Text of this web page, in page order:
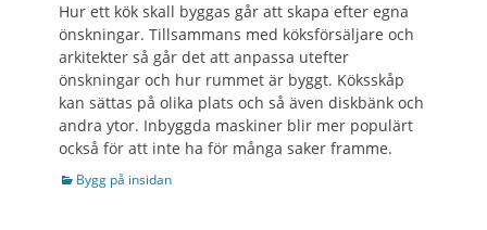
Hur ett kök skall byggas går att skapa efter egna
önskningar. Tillsammans med köksförsäljare och
arkitekter så går det att anpassa utefter
önskningar och hur rummet är byggt. Köksskåp
kan sättas på olika plats och så även diskbänk och
andra ytor. Inbyggda maskiner blir mer populärt
också för att inte ha för många saker framme.
Categories
Bygg på insidan